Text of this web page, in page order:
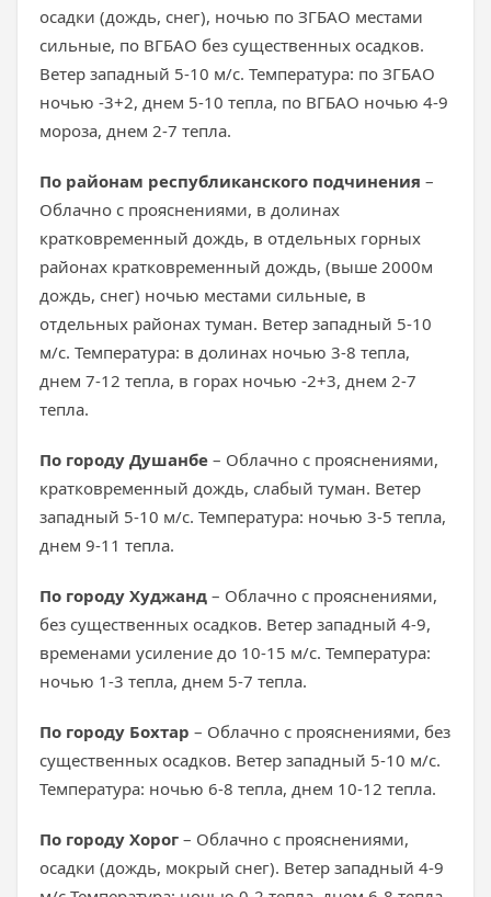
осадки (дождь, снег), ночью по ЗГБАО местами
сильные, по ВГБАО без существенных осадков.
Ветер западный 5-10 м/с. Температура: по ЗГБАО
ночью -3+2, днем 5-10 тепла, по ВГБАО ночью 4-9
мороза, днем 2-7 тепла.
По районам республиканского подчинения –
Облачно с прояснениями, в долинах
кратковременный дождь, в отдельных горных
районах кратковременный дождь, (выше 2000м
дождь, снег) ночью местами сильные, в
отдельных районах туман. Ветер западный 5-10
м/с. Температура: в долинах ночью 3-8 тепла,
днем 7-12 тепла, в горах ночью -2+3, днем 2-7
тепла.
По городу Душанбе – Облачно с прояснениями,
кратковременный дождь, слабый туман. Ветер
западный 5-10 м/с. Температура: ночью 3-5 тепла,
днем 9-11 тепла.
По городу Худжанд – Облачно с прояснениями,
без существенных осадков. Ветер западный 4-9,
временами усиление до 10-15 м/с. Температура:
ночью 1-3 тепла, днем 5-7 тепла.
По городу Бохтар – Облачно с прояснениями, без
существенных осадков. Ветер западный 5-10 м/с.
Температура: ночью 6-8 тепла, днем 10-12 тепла.
По городу Хорог – Облачно с прояснениями,
осадки (дождь, мокрый снег). Ветер западный 4-9